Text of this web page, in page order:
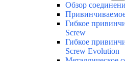
Обзор
Гибкое
Screw
Гибкое
Screw Evolution